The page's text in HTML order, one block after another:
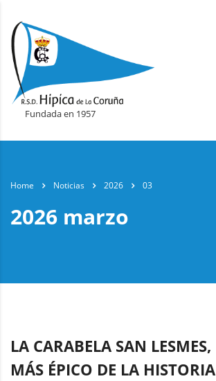
Fundada en 1957
Home Noticias 2026 03
2026 marzo
LA CARABELA SAN LESMES,
MÁS ÉPICO DE LA HISTORIA